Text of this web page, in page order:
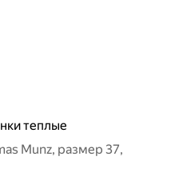
теплые
Munz, размер 37,